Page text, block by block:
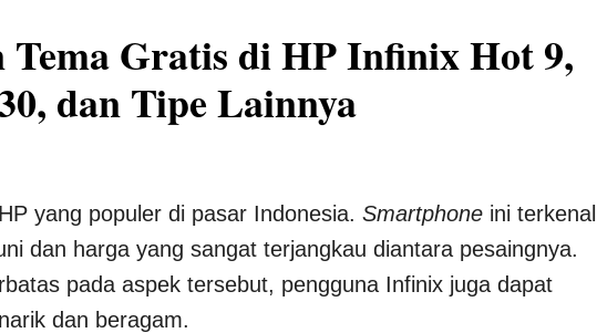
Gratis di HP Infinix Hot 9,
dan Tipe Lainnya
yang populer di pasar Indonesia. Smartphone ini terkenal
dan harga yang sangat terjangkau diantara pesaingnya.
pada aspek tersebut, pengguna Infinix juga dapat
dan beragam.